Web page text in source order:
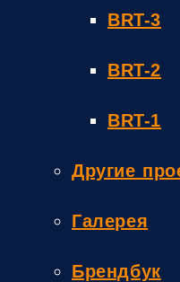
BRT-3
BRT-2
BRT-1
Другие
Галерея
Брендбук